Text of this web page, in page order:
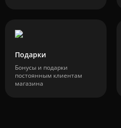
Подарки
Бонусы и подарки
постоянным клиентам
магазина